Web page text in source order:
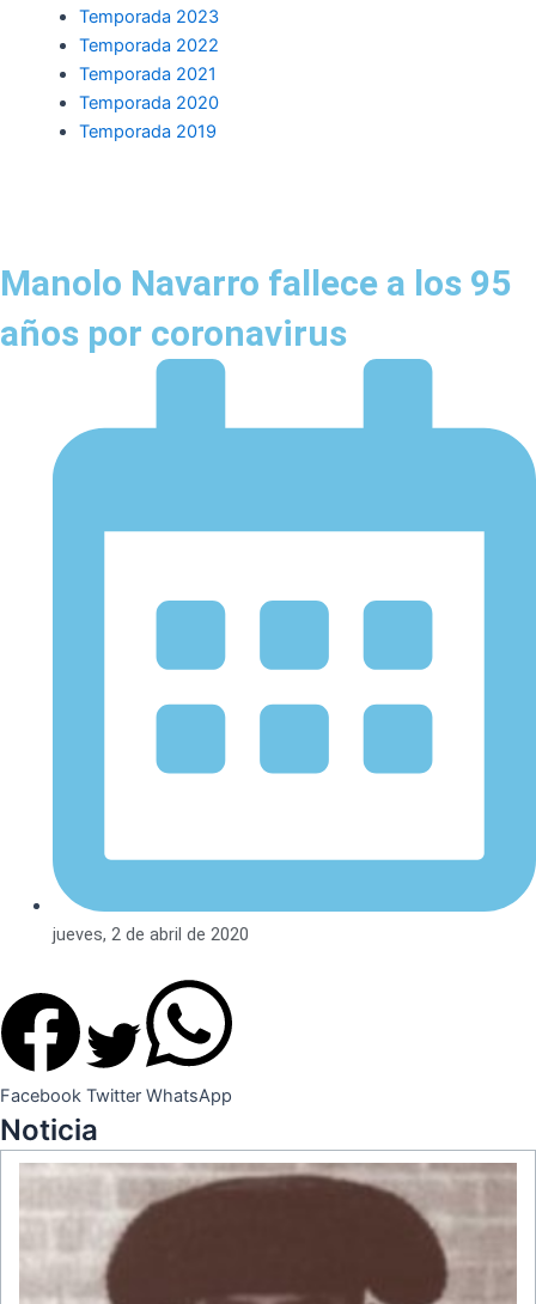
Temporada 2023
Temporada 2022
Temporada 2021
Temporada 2020
Temporada 2019
Manolo Navarro fallece a los 95
años por coronavirus
jueves, 2 de abril de 2020
Facebook Twitter WhatsApp
Noticia